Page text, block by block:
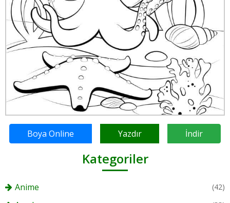
Boya Online Yazdır İndir
Kategoriler
Anime (42)